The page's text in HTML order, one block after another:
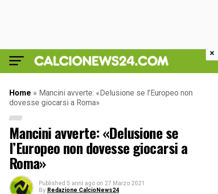
Home » Mancini avverte: «Delusione se l’Europeo non
dovesse giocarsi a Roma»
Mancini avverte: «Delusione se
l’Europeo non dovesse giocarsi a
Roma»
Published 5 anni ago on 27 Marzo 2021
By Redazione CalcioNews24
×